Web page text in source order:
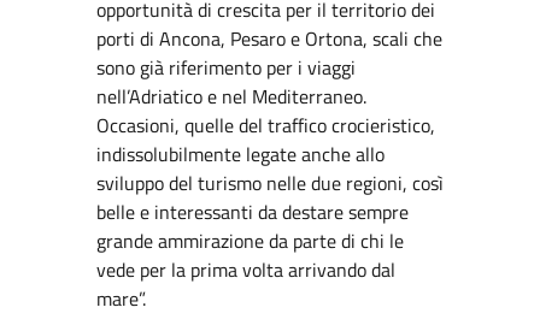
opportunità di crescita per il territorio dei
porti di Ancona, Pesaro e Ortona, scali che
sono già riferimento per i viaggi
nell’Adriatico e nel Mediterraneo.
Occasioni, quelle del traffico crocieristico,
indissolubilmente legate anche allo
sviluppo del turismo nelle due regioni, così
belle e interessanti da destare sempre
grande ammirazione da parte di chi le
vede per la prima volta arrivando dal
mare”.